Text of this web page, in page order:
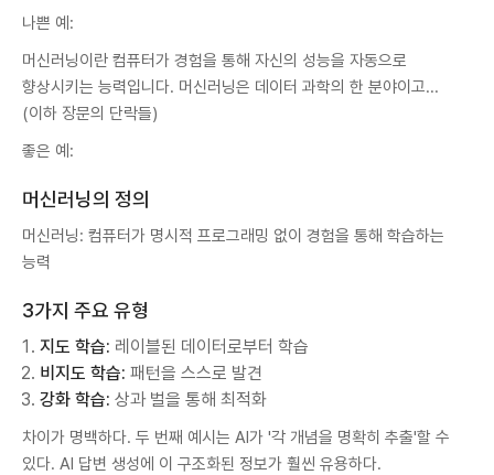
나쁜 예:
머신러닝이란 컴퓨터가 경험을 통해 자신의 성능을 자동으로
향상시키는 능력입니다. 머신러닝은 데이터 과학의 한 분야이고...
(이하 장문의 단락들)
좋은 예:
머신러닝의 정의
머신러닝: 컴퓨터가 명시적 프로그래밍 없이 경험을 통해 학습하는
능력
3가지 주요 유형
지도 학습: 레이블된 데이터로부터 학습
비지도 학습: 패턴을 스스로 발견
강화 학습: 상과 벌을 통해 최적화
차이가 명백하다. 두 번째 예시는 AI가 '각 개념을 명확히 추출'할 수
있다. AI 답변 생성에 이 구조화된 정보가 훨씬 유용하다.